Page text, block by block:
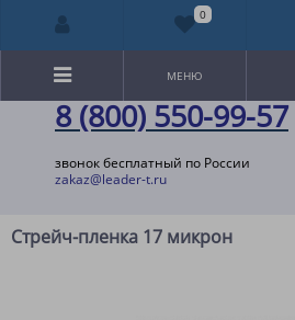
8 (800) 550-99-57
звонок бесплатный по России
zakaz@leader-t.ru
МЕНЮ
Стрейч-пленка 17 микрон
0